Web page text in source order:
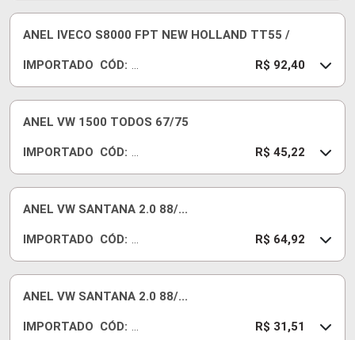
14
18
S
D
ANEL IVECO S8000 FPT NEW HOLLAND TT55 /
IMPORTADO CÓD: 15
34
13
R$ 92,40
ANEL VW 1500 TODOS 67/75
IMPORTADO CÓD: R
70
06
50
R$ 45,22
ANEL VW SANTANA 2.0 88/...
IMPORTADO CÓD: R
70
86
S
R$ 64,92
ANEL VW SANTANA 2.0 88/...
IMPORTADO CÓD: R
R$ 31,51